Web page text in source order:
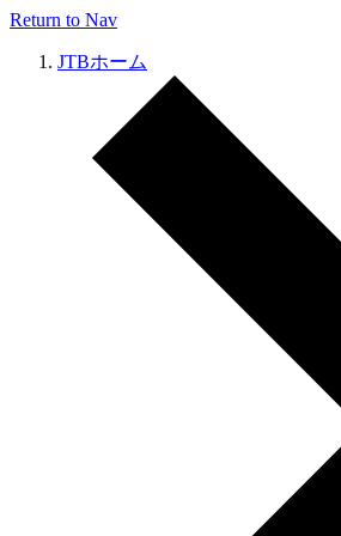
Return to Nav
JTBホーム